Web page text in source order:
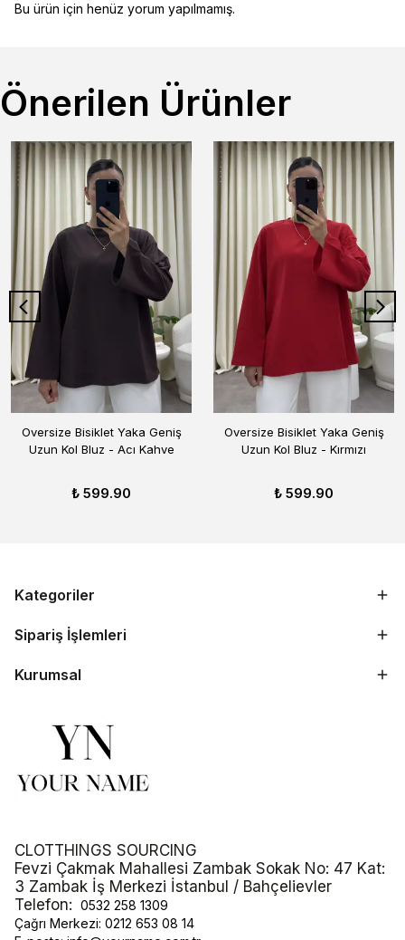
Bu ürün için henüz yorum yapılmamış.
Önerilen Ürünler
Oversize Bisiklet Yaka Geniş
Uzun Kol Bluz - Acı Kahve
₺ 599.90
Oversize Bisiklet Yaka Geniş
Uzun Kol Bluz - Kırmızı
₺ 599.90
Kategoriler
Sipariş İşlemleri
Kurumsal
CLOTTHINGS SOURCING
Fevzi Çakmak Mahallesi Zambak Sokak No: 47 Kat:
3 Zambak İş Merkezi İstanbul / Bahçelievler
Telefon: 0532 258 1309
Çağrı Merkezi: 0212 653 08 14